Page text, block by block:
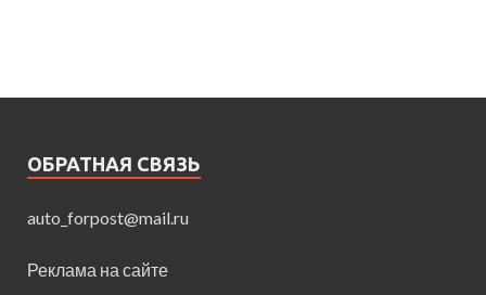
ОБРАТНАЯ СВЯЗЬ
auto_forpost@mail.ru
Реклама на сайте